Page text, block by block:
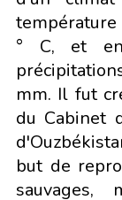
température
° C, et
mm. Il fut
du Cabinet
but de
sauvages,